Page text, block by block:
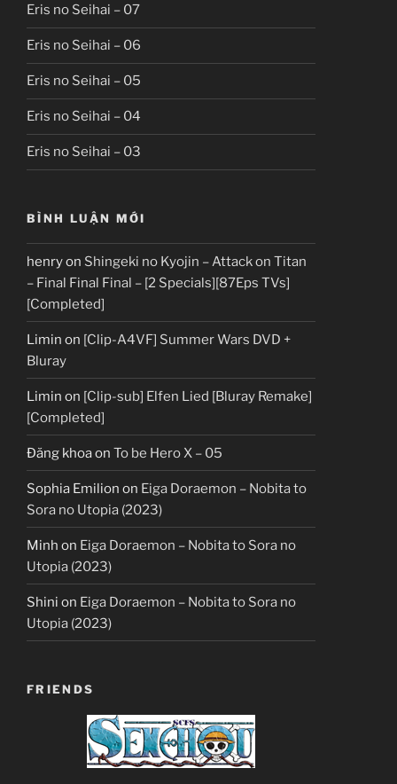
Eris no Seihai – 07
Eris no Seihai – 06
Eris no Seihai – 05
Eris no Seihai – 04
Eris no Seihai – 03
BÌNH LUẬN MỚI
henryon Shingeki no Kyojin – Attack on Titan
– Final Final Final – [2 Specials][87Eps TVs]
[Completed]
Limin on [Clip-A4VF] Summer Wars DVD +
Bluray
Limin on [Clip-sub] Elfen Lied [Bluray Remake]
[Completed]
Đăng khoaon To be Hero X – 05
Sophia Emilion on Eiga Doraemon – Nobita to
Sora no Utopia (2023)
Minh on Eiga Doraemon – Nobita to Sora no
Utopia (2023)
Shini on Eiga Doraemon – Nobita to Sora no
Utopia (2023)
FRIENDS